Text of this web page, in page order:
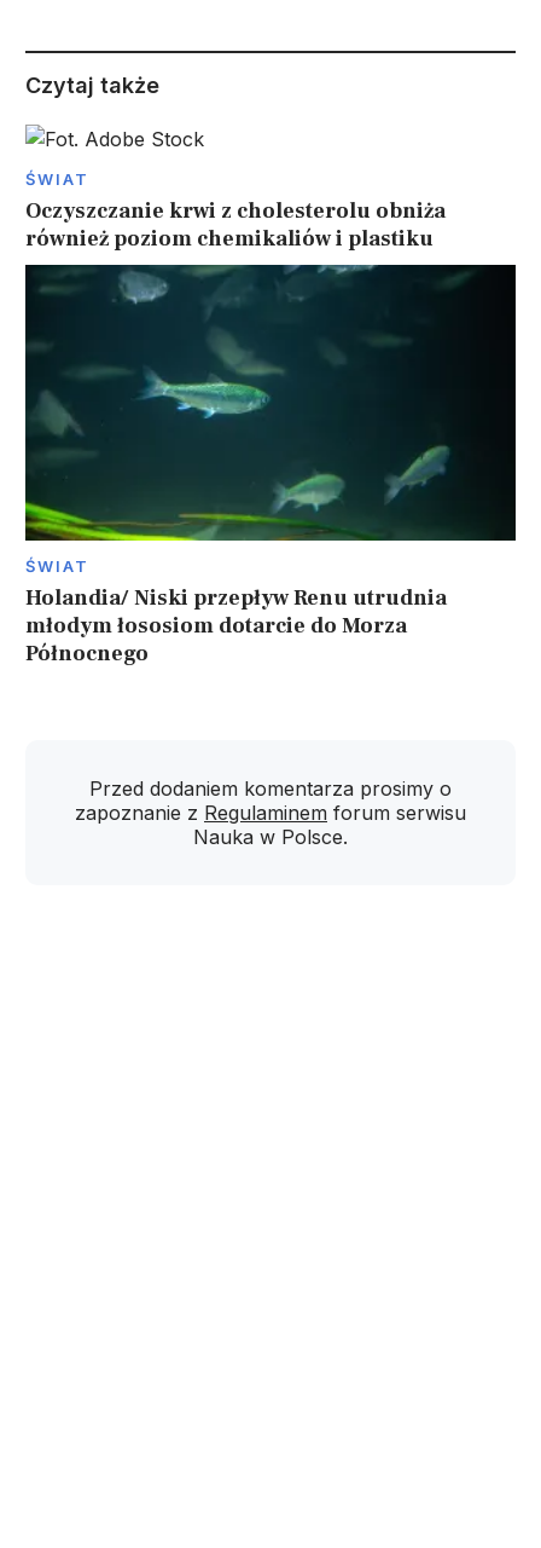
Czytaj także
ŚWIAT
Oczyszczanie krwi z cholesterolu obniża
również poziom chemikaliów i plastiku
ŚWIAT
Holandia/ Niski przepływ Renu utrudnia
młodym łososiom dotarcie do Morza
Północnego
Przed dodaniem komentarza prosimy o
zapoznanie z Regulaminem forum serwisu
Nauka w Polsce.